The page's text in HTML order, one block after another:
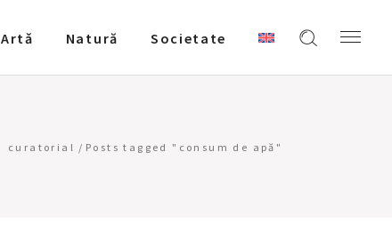
Artǎ Natură Societate
curatorial / Posts tagged "consum de apă"